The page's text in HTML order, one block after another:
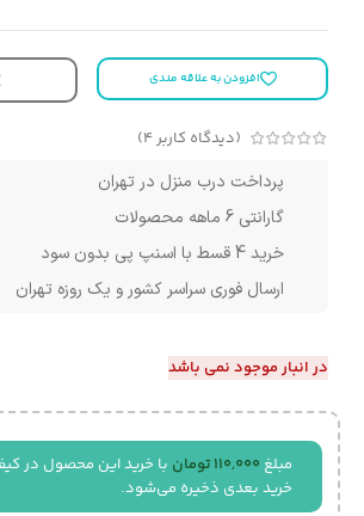
افزودن به علاقه مندی
(دیدگاه کاربر4
)
پرداخت درب منزل در تهران
گارانتی 6 ماهه محصولات
خرید 4 قسط با اسنپ پی بدون سود
ارسال فوری سراسر کشور و یک روزه تهران
در انبار موجود نمی باشد
مبلغ 110,000 تومان با خرید این محصول در
خرید بعدی ذخیره می‌شود.